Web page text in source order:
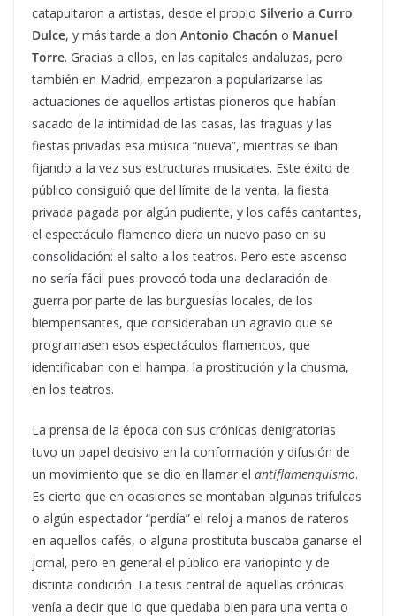
catapultaron a artistas, desde el propio Silverio a Curro
Dulce, y más tarde a don Antonio Chacón o Manuel
Torre. Gracias a ellos, en las capitales andaluzas, pero
también en Madrid, empezaron a popularizarse las
actuaciones de aquellos artistas pioneros que habían
sacado de la intimidad de las casas, las fraguas y las
fiestas privadas esa música “nueva”, mientras se iban
fijando a la vez sus estructuras musicales. Este éxito de
público consiguió que del límite de la venta, la fiesta
privada pagada por algún pudiente, y los cafés cantantes,
el espectáculo flamenco diera un nuevo paso en su
consolidación: el salto a los teatros. Pero este ascenso
no sería fácil pues provocó toda una declaración de
guerra por parte de las burguesías locales, de los
biempensantes, que consideraban un agravio que se
programasen esos espectáculos flamencos, que
identificaban con el hampa, la prostitución y la chusma,
en los teatros.
La prensa de la época con sus crónicas denigratorias
tuvo un papel decisivo en la conformación y difusión de
un movimiento que se dio en llamar el antiflamenquismo.
Es cierto que en ocasiones se montaban algunas trifulcas
o algún espectador “perdía” el reloj a manos de rateros
en aquellos cafés, o alguna prostituta buscaba ganarse el
jornal, pero en general el público era variopinto y de
distinta condición. La tesis central de aquellas crónicas
venía a decir que lo que quedaba bien para una venta o